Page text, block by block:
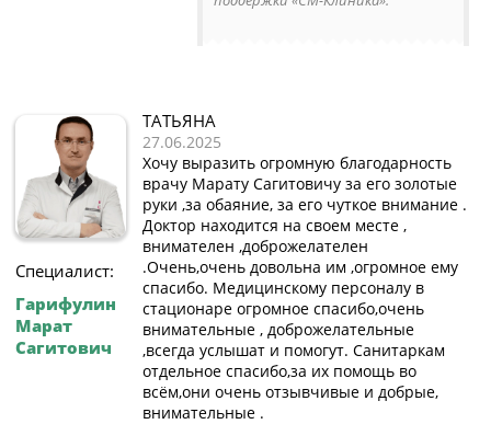
Специалист:
Гарифулин
Марат
Сагитович
ТАТЬЯНА
27.06.2025
Хочу выразить огромную благодарность
врачу Марату Сагитовичу за его золотые
руки ,за обаяние, за его чуткое внимание .
Доктор находится на своем месте ,
внимателен ,доброжелателен
.Очень,очень довольна им ,огромное ему
спасибо. Медицинскому персоналу в
стационаре огромное спасибо,очень
внимательные , доброжелательные
,всегда услышат и помогут. Санитаркам
отдельное спасибо,за их помощь во
всём,они очень отзывчивые и добрые,
внимательные .